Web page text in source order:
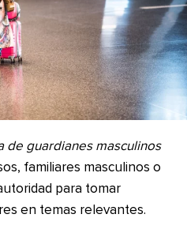
de guardianes masculinos
familiares masculinos o
para tomar
en temas relevantes.